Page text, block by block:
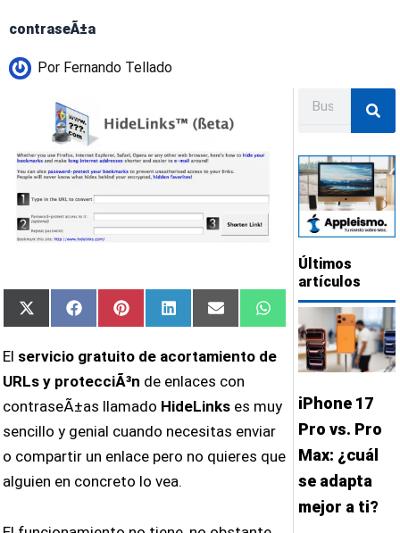
contraseÃ±a
Por Fernando Tellado
Compartir
en
X
(Twitter)
Compartir
en
FacebookCompartir
en
PinterestCompartir
en
LinkedInCompartir
en
Email
Compartir
en
WhatsApp
El servicio gratuito de acortamiento de
URLs y protecciÃ³n de enlaces con
contraseÃ±as llamado HideLinks es muy
sencillo y genial cuando necesitas enviar
o compartir un enlace pero no quieres que
alguien en concreto lo vea.
Últimos
artículos
iPhone 17
Pro vs. Pro
Max: ¿cuál
se adapta
mejor a ti?